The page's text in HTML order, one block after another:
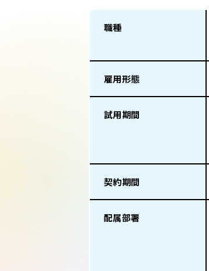
職種
雇用形態
試用期間
契約期間
配属部署